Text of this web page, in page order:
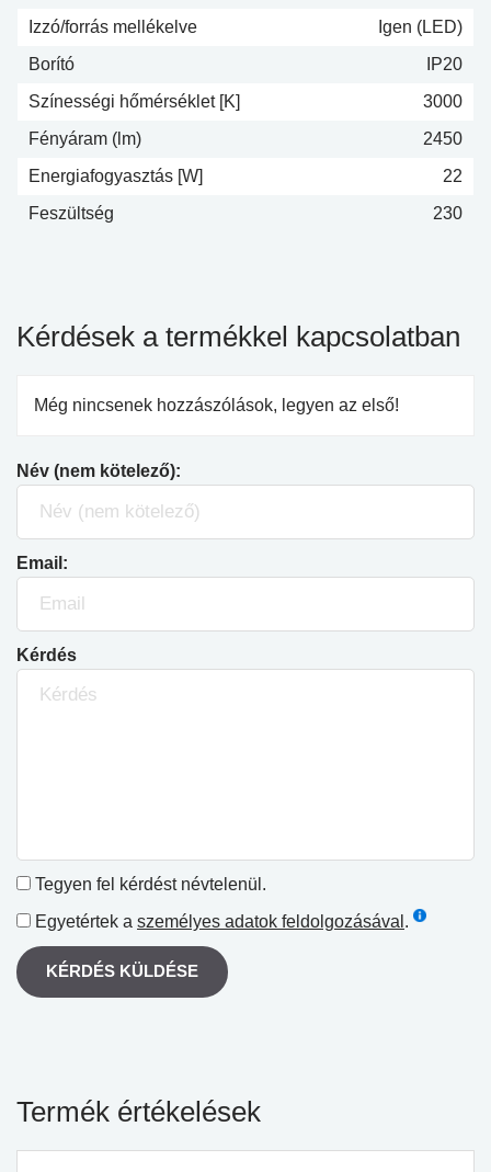
Izzó/forrás mellékelve
Igen (LED)
Borító
IP20
Színességi hőmérséklet [K]
3000
Fényáram (lm)
2450
Energiafogyasztás [W]
22
Feszültség
230
Kérdések a termékkel kapcsolatban
Még nincsenek hozzászólások, legyen az első!
Név (nem kötelező):
Email:
Kérdés
Tegyen fel kérdést névtelenül.
Egyetértek a személyes adatok feldolgozásával .
KÉRDÉS KÜLDÉSE
Termék értékelések